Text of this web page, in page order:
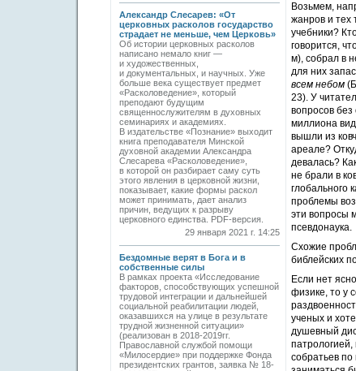
Александр Слесарев: «От
церковных расколов государство
страдает не меньше, чем Церковь»
Об истории церковных расколов
написано немало книг —
и художественных,
и документальных, и научных. Уже
больше века существует предмет
«Расколоведение», который
преподают будущим
священнослужителям в духовных
семинариях и академиях.
В издательстве «Познание» выходит
книга преподавателя Минской
духовной академии Александра
Слесарева «Расколоведение»,
в которой он разбирает саму суть
этого явления в церковной жизни,
показывает, какие формы раскол
может принимать, дает анализ
причин, ведущих к разрыву
церковного единства. PDF-версия.
29 января 2021 г. 14:25
Бездомные верят в Бога и в
собственные силы
В рамках проекта «Исследование
факторов, способствующих успешной
трудовой интеграции и дальнейшей
социальной реабилитации людей,
оказавшихся на улице в результате
трудной жизненной ситуации»
(реализован в 2018-2019гг.
Православной службой помощи
«Милосердие» при поддержке Фонда
президентских грантов, заявка № 18-
Возьмем,
жанров и тех
учебники?
говорится,
м), собрал в
для них
всем небом
23). У
вопросов
миллиона
вышли из
ареале?
девалась?
не брали в
глобального
проблемы
эти вопросы
псевдонаука.
Схожие
библейских
Если нет
физике, то у
ученых и
душевный
собратьев